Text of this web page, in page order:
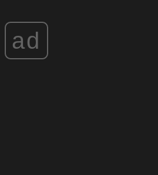
ad